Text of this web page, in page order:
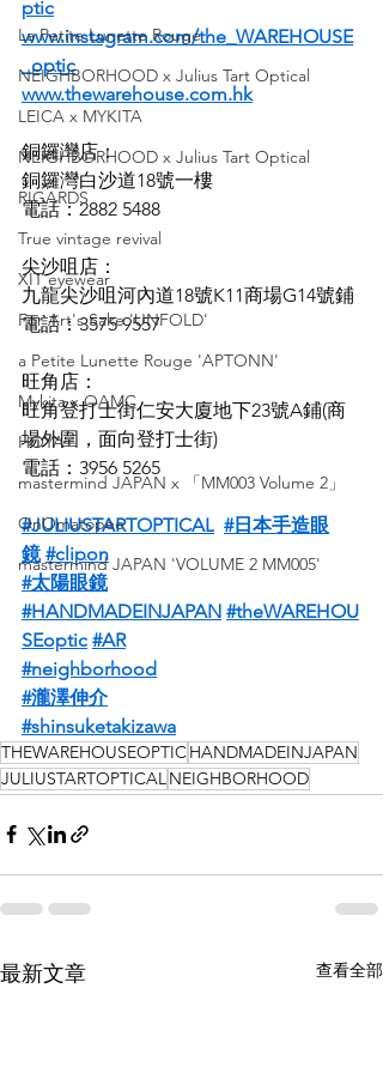
La Petite Lunette Rouge
NEIGHBORHOOD x Julius Tart Optical
LEICA x MYKITA
NEIGHBORHOOD x Julius Tart Optical
RIGARDS
True vintage revival
XIT eyewear
For Art's Sake 'UNFOLD'
a Petite Lunette Rouge 'APTONN'
Mykita x OAMC
HOYA
mastermind JAPAN x 「MM003 Volume 2」
OnOmatopee
mastermind JAPAN 'VOLUME 2 MM005'
ptic
www.instagram.com/the_WAREHOUSE
_optic
www.thewarehouse.com.hk
銅鑼灣店：
銅鑼灣白沙道18號一樓
電話：2882 5488
尖沙咀店：
九龍尖沙咀河內道18號K11商場G14號鋪
電話：3575 9557
旺角店：
旺角登打士街仁安大廈地下23號A鋪(商
場外圍，面向登打士街)
電話：3956 5265
#JULIUSTARTOPTICAL #日本手造眼
鏡 #clipon
#太陽眼鏡
#HANDMADEINJAPAN #theWAREHOU
SEoptic #AR
#neighborhood
#瀧澤伸介
#shinsuketakizawa
THEWAREHOUSEOPTICHANDMADEINJAPAN
JULIUSTARTOPTICALNEIGHBORHOOD
最新文章 查看全部